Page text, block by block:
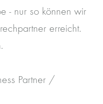
- nur so können wir
erreicht.
Partner /